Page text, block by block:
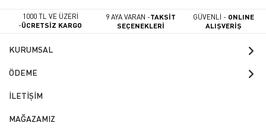
1000 TL VE ÜZERİ
-ÜCRETSİZ KARGO
9 AYA VARAN -TAKSİT
SEÇENEKLERİ
GÜVENLİ - ONLINE
ALIŞVERİŞ
KURUMSAL
ÖDEME
İLETİŞİM
MAĞAZAMIZ